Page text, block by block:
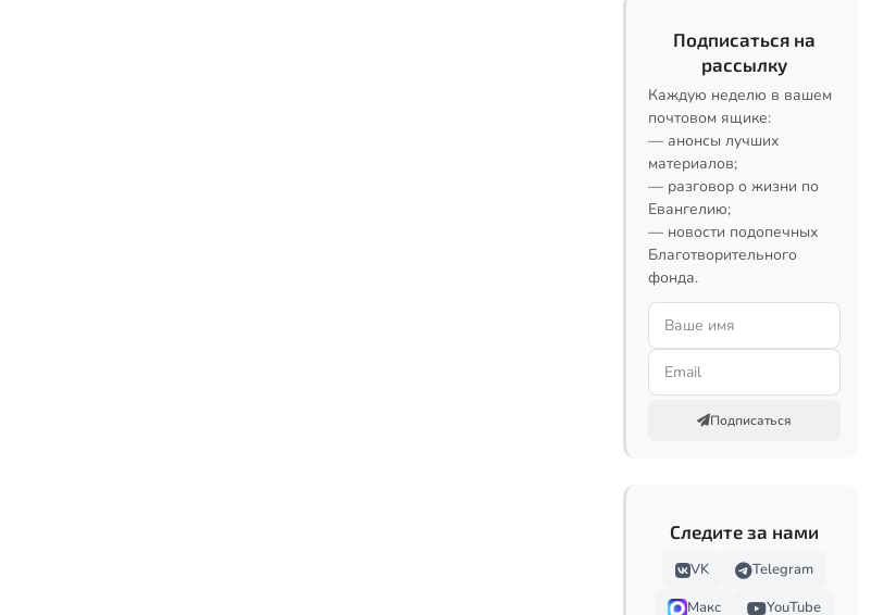
Подписаться на
рассылку
Каждую неделю в вашем
почтовом ящике:
— анонсы лучших
материалов;
— разговор о жизни по
Евангелию;
— новости подопечных
Благотворительного
фонда.
Подписаться
Следите за нами
VK
Telegram
Макс
YouTube